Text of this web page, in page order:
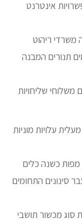
אינטרנט
משרדי ריהוט
תנורים המבנה
שליחויות
עלויות מוניות
מפות כשנה כלים
סינונים התחומים
מכשור תושבי